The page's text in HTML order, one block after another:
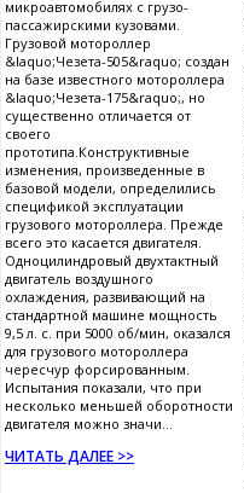
микроавтомобилях с грузо-
пассажирскими кузовами.
Грузовой мотороллер
&laquo;Чезета-505&raquo; создан
на базе известного мотороллера
&laquo;Чезета-175&raquo;, но
существенно отличается от
своего
прототипа.Конструктивные
изменения, произведенные в
базовой модели, определились
спецификой эксплуатации
грузового мотороллера. Прежде
всего это касается двигателя.
Одноцилиндровый двухтактный
двигатель воздушного
охлаждения, развивающий на
стандартной машине мощность
9,5 л. с. при 5000 об/мин, оказался
для грузового мотороллера
чересчур форсированным.
Испытания показали, что при
несколько меньшей оборотности
двигателя можно значи...
ЧИТАТЬ ДАЛЕЕ >>